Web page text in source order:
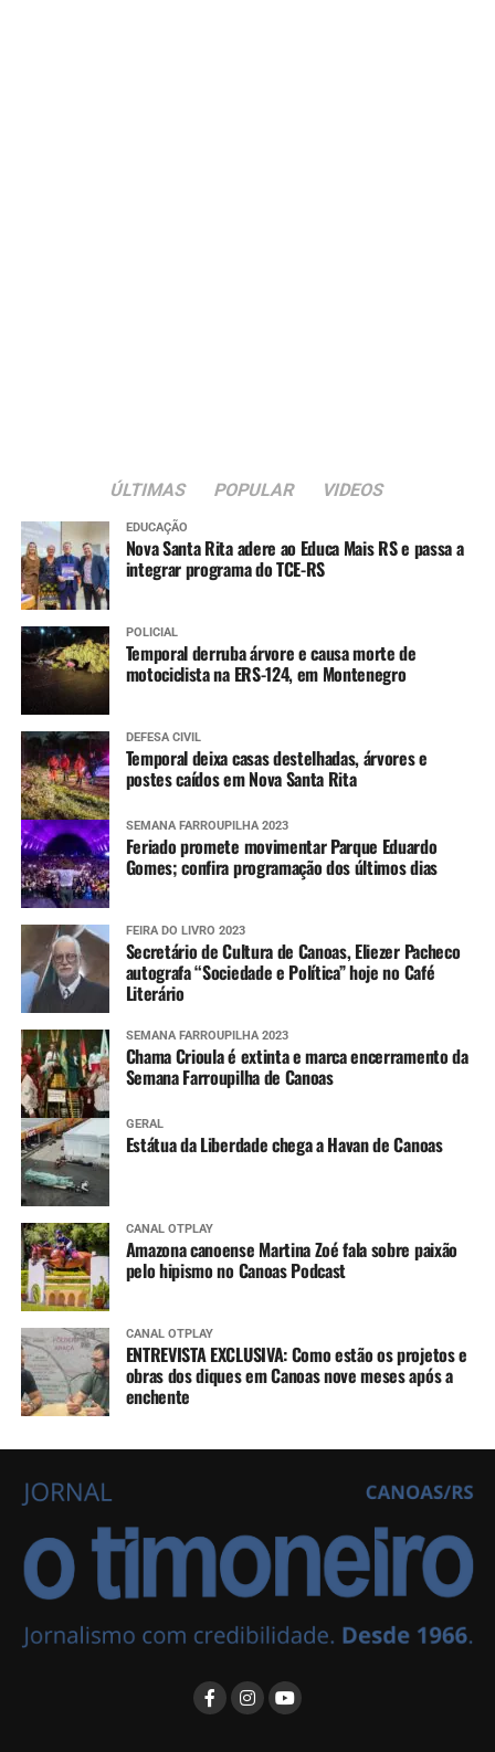
ÚLTIMAS POPULAR VIDEOS
EDUCAÇÃO
Nova Santa Rita adere ao Educa Mais RS e passa a
integrar programa do TCE-RS
POLICIAL
Temporal derruba árvore e causa morte de
motociclista na ERS-124, em Montenegro
DEFESA CIVIL
Temporal deixa casas destelhadas, árvores e
postes caídos em Nova Santa Rita
SEMANA FARROUPILHA 2023
Feriado promete movimentar Parque Eduardo
Gomes; confira programação dos últimos dias
FEIRA DO LIVRO 2023
Secretário de Cultura de Canoas, Eliezer Pacheco
autografa “Sociedade e Política” hoje no Café
Literário
SEMANA FARROUPILHA 2023
Chama Crioula é extinta e marca encerramento da
Semana Farroupilha de Canoas
GERAL
Estátua da Liberdade chega a Havan de Canoas
CANAL OTPLAY
Amazona canoense Martina Zoé fala sobre paixão
pelo hipismo no Canoas Podcast
CANAL OTPLAY
ENTREVISTA EXCLUSIVA: Como estão os projetos e
obras dos diques em Canoas nove meses após a
enchente